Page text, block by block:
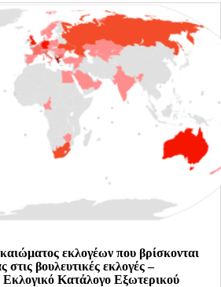
εκλογέων που βρίσκονται
στις βουλευτικές εκλογές –
Κατάλογο Εξωτερικού